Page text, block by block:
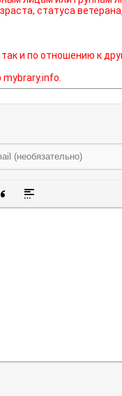
статуса
и по отношению к
ссылку
скрытого текста
Вставка цитаты
Вставка